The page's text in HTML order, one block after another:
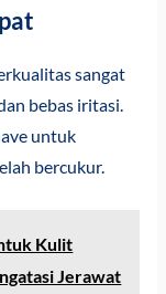
sangat
bebas iritasi.
untuk
bercukur.
Kulit
Jerawat